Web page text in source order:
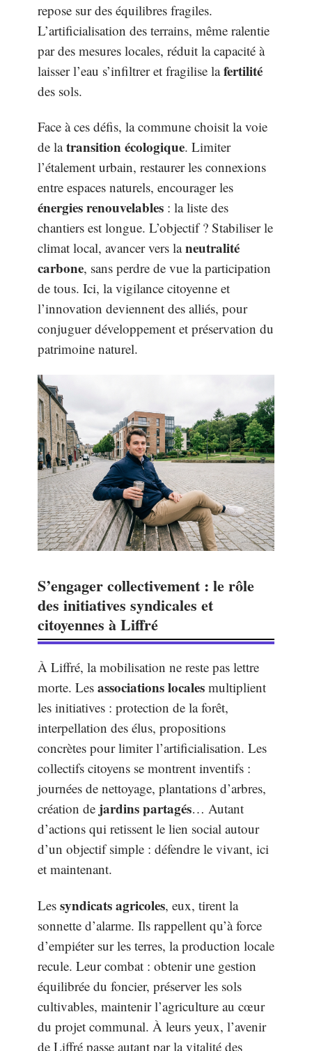
repose sur des équilibres fragiles.
L’artificialisation des terrains, même ralentie
par des mesures locales, réduit la capacité à
laisser l’eau s’infiltrer et fragilise lafertilité
des sols.
Face à ces défis, la commune choisit la voie
de latransition écologique. Limiter
l’étalement urbain, restaurer les connexions
entre espaces naturels, encourager les
énergies renouvelables : la liste des
chantiers est longue. L’objectif ? Stabiliser le
climat local, avancer vers laneutralité
carbone, sans perdre de vue la participation
de tous. Ici, la vigilance citoyenne et
l’innovation deviennent des alliés, pour
conjuguer développement et préservation du
patrimoine naturel.
S’engager collectivement : le rôle
des initiatives syndicales et
citoyennes à Liffré
À Liffré, la mobilisation ne reste pas lettre
morte. Les associations locales multiplient
les initiatives : protection de la forêt,
interpellation des élus, propositions
concrètes pour limiter l’artificialisation. Les
collectifs citoyens se montrent inventifs :
journées de nettoyage, plantations d’arbres,
création de jardins partagés… Autant
d’actions qui retissent le lien social autour
d’un objectif simple : défendre le vivant, ici
et maintenant.
Les syndicats agricoles, eux, tirent la
sonnette d’alarme. Ils rappellent qu’à force
d’empiéter sur les terres, la production locale
recule. Leur combat : obtenir une gestion
équilibrée du foncier, préserver les sols
cultivables, maintenir l’agriculture au cœur
du projet communal. À leurs yeux, l’avenir
de Liffré passe autant par la vitalité des